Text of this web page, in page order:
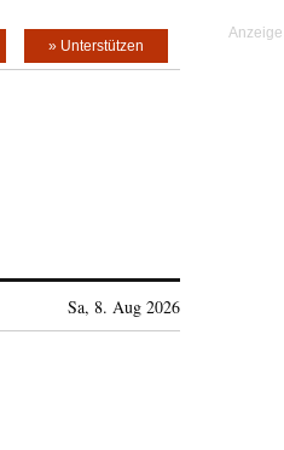
» Unterstützen
Sa, 8. Aug 2026